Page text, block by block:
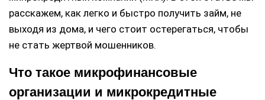
расскажем, как легко и быстро получить займ, не
выходя из дома, и чего стоит остерегаться, чтобы
не стать жертвой мошенников.
Что такое микрофинансовые
организации и микрокредитные